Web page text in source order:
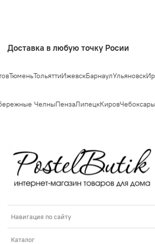
Доставка в любую точку Росии
ТольяттиИжевскБарнаулУльяновск
ЧелныПензаЛипецкКировЧебоксары
Навигация по сайту
Каталог